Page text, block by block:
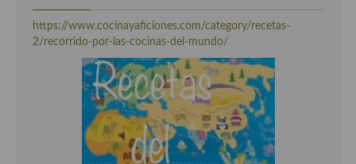
https://www.cocinayaficiones.com/category/recetas-
2/recorrido-por-las-cocinas-del-mundo/